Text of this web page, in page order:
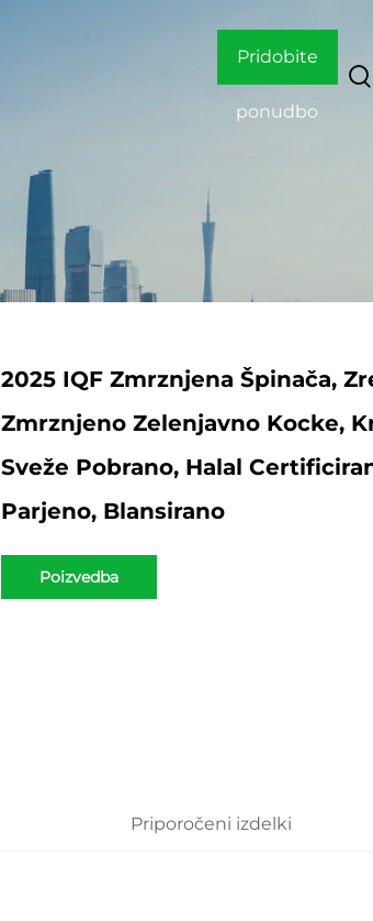
Pridobite
ponudbo
2025 IQF Zmrznjena Špinača,
Zmrznjeno Zelenjavno Kocke,
Sveže Pobrano, Halal
Parjeno, Blansirano
Poizvedba
Priporočeni izdelki